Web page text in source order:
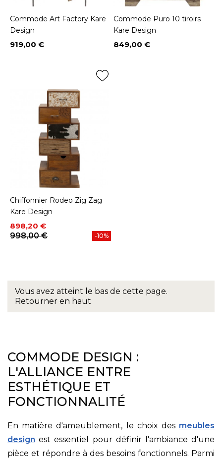
Commode Art Factory Kare
Design
Prix
919,00 €
Commode Puro 10 tiroirs
Kare Design
Prix
849,00 €
Chiffonnier Rodeo Zig Zag
Kare Design
Prix
898,20 €
Prix de base
998,00 €
-10%
Vous avez atteint le bas de cette page.
Retourner en haut
COMMODE DESIGN :
L'ALLIANCE ENTRE
ESTHÉTIQUE ET
FONCTIONNALITÉ
En matière d'ameublement, le choix des meubles
design est essentiel pour définir l'ambiance d'une
pièce et répondre à des besoins fonctionnels. Parmi